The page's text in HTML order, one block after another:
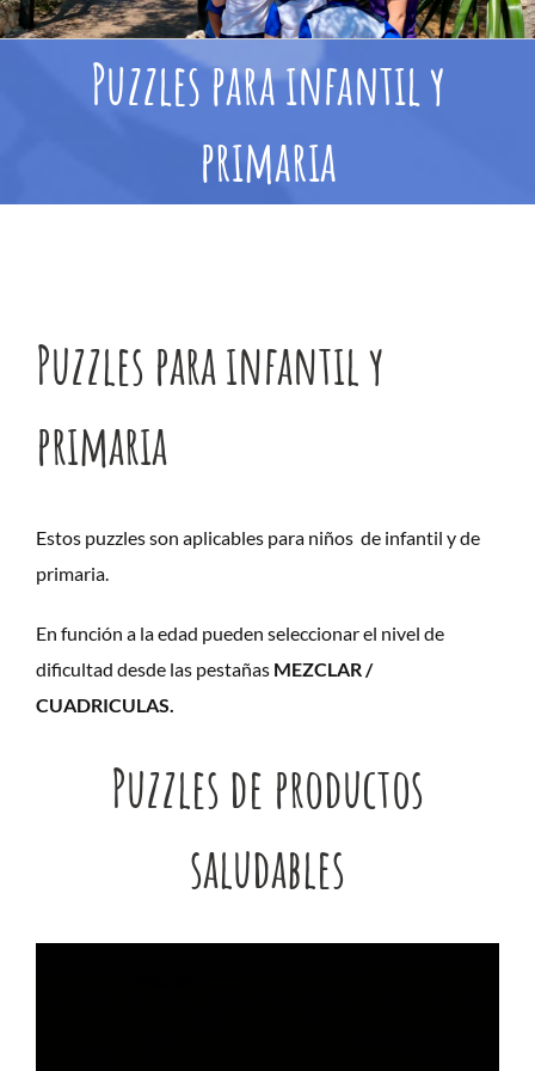
Puzzles para infantil y
primaria
Puzzles para infantil y
primaria
Estos puzzles son aplicables para niños de infantil y de
primaria.
En función a la edad pueden seleccionar el nivel de
dificultad desde las pestañas MEZCLAR /
CUADRICULAS.
Puzzles de productos
saludables